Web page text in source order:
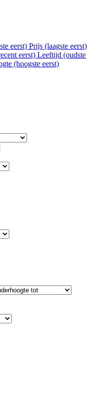
eerst) Prijs (laagste eerst)
eerst) Leeftijd (oudste
(hoogste eerst)